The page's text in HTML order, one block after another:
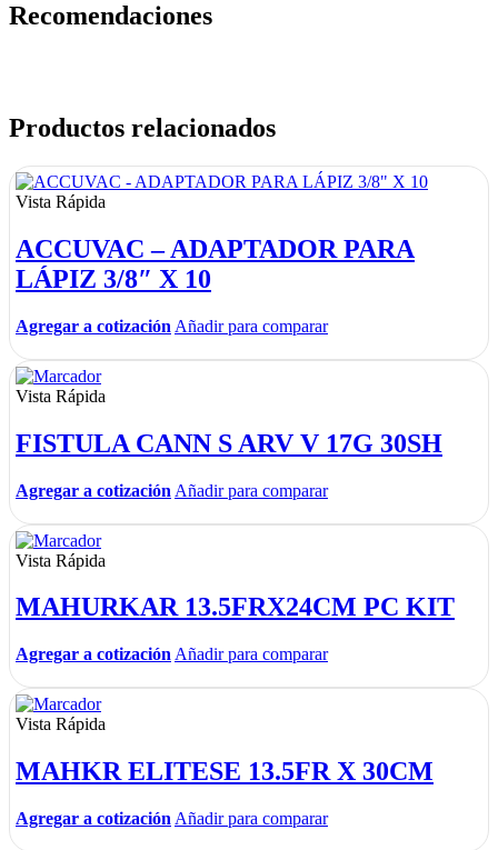
Recomendaciones
Productos relacionados
Vista Rápida
ACCUVAC – ADAPTADOR PARA
LÁPIZ 3/8″ X 10
Agregar a cotización Añadir para comparar
Vista Rápida
FISTULA CANN S ARV V 17G 30SH
Agregar a cotización Añadir para comparar
Vista Rápida
MAHURKAR 13.5FRX24CM PC KIT
Agregar a cotización Añadir para comparar
Vista Rápida
MAHKR ELITESE 13.5FR X 30CM
Agregar a cotización Añadir para comparar